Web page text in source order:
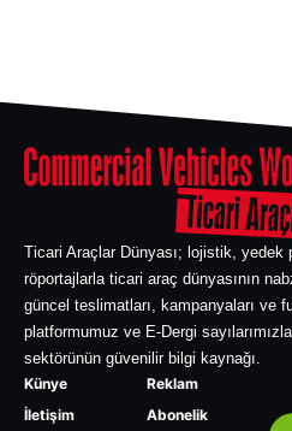
Ticari Araçlar Dünyası; lojistik, yedek
röportajlarla ticari araç dünyasının
güncel teslimatları, kampanyaları ve
platformumuz ve E-Dergi
sektörünün güvenilir bilgi kaynağı.
Künye
İletişim
Reklam
Abonelik